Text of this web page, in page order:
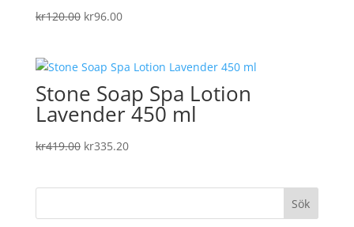
kr120.00 Det
var:
kr120.00.
kr96.00Det
är:
kr96.00.
Stone Soap Spa Lotion
Lavender 450 ml
kr419.00 Det
kr419.00.
kr335.20Det
kr335.20.